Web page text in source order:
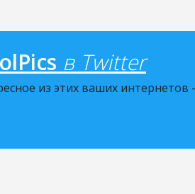
в Twitter
из этих ваших